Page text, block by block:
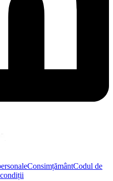
ConsimțământCodul de